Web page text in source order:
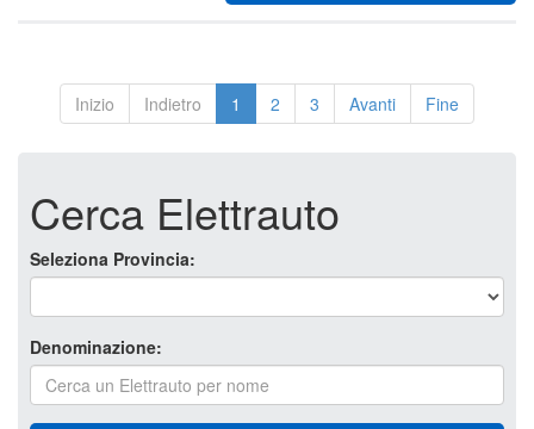
Inizio Indietro 1 2 3 Avanti Fine
Cerca Elettrauto
Seleziona Provincia:
Denominazione: